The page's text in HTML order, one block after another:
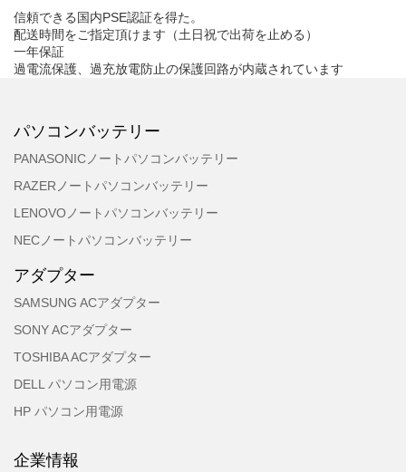
信頼できる国内PSE認証を得た。
配送時間をご指定頂けます（土日祝で出荷を止める）
一年保証
過電流保護、過充放電防止の保護回路が内蔵されています
パソコンバッテリー
PANASONICノートパソコンバッテリー
RAZERノートパソコンバッテリー
LENOVOノートパソコンバッテリー
NECノートパソコンバッテリー
アダプター
SAMSUNG ACアダプター
SONY ACアダプター
TOSHIBA ACアダプター
DELL パソコン用電源
HP パソコン用電源
企業情報